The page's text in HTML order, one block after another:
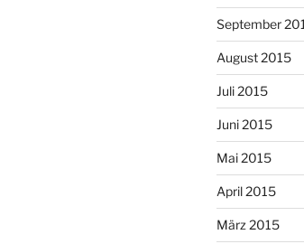
September
August 2015
Juli 2015
Juni 2015
Mai 2015
April 2015
März 2015